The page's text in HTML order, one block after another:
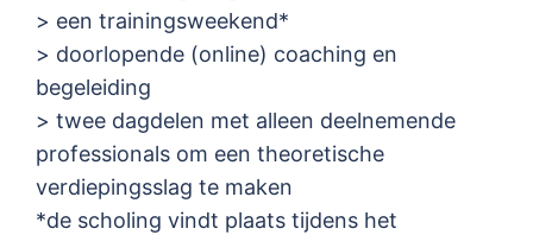
> een trainingsweekend*
> doorlopende (online) coaching en
begeleiding
> twee dagdelen met alleen deelnemende
professionals om een theoretische
verdiepingsslag te maken
*de scholing vindt plaats tijdens het